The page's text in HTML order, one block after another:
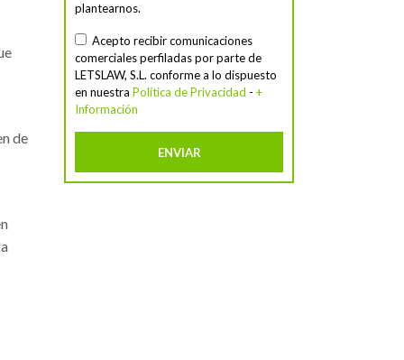
de
plantearnos.
Acepto recibir comunicaciones
comerciales perfiladas por parte de
LETSLAW, S.L. conforme a lo dispuesto
en nuestra Política de Privacidad - +
Información